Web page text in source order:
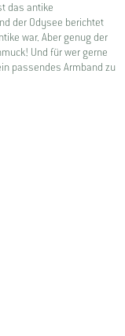
das antike
der Odysee berichtet
war. Aber genug der
Und für wer gerne
passendes Armband zu